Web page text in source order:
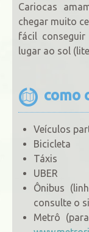
Cariocas
chegar muito
fácil
lugar ao sol
como
Veículos
Bicicleta
Táxis
UBER
Ônibus
consulte o
Metrô